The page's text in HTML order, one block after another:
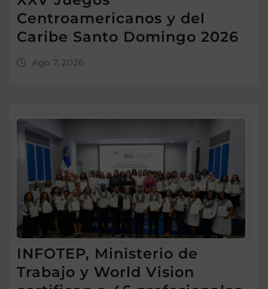
Centroamericanos y del
Caribe Santo Domingo 2026
Ago 7, 2026
INFOTEP, Ministerio de
Trabajo y World Vision